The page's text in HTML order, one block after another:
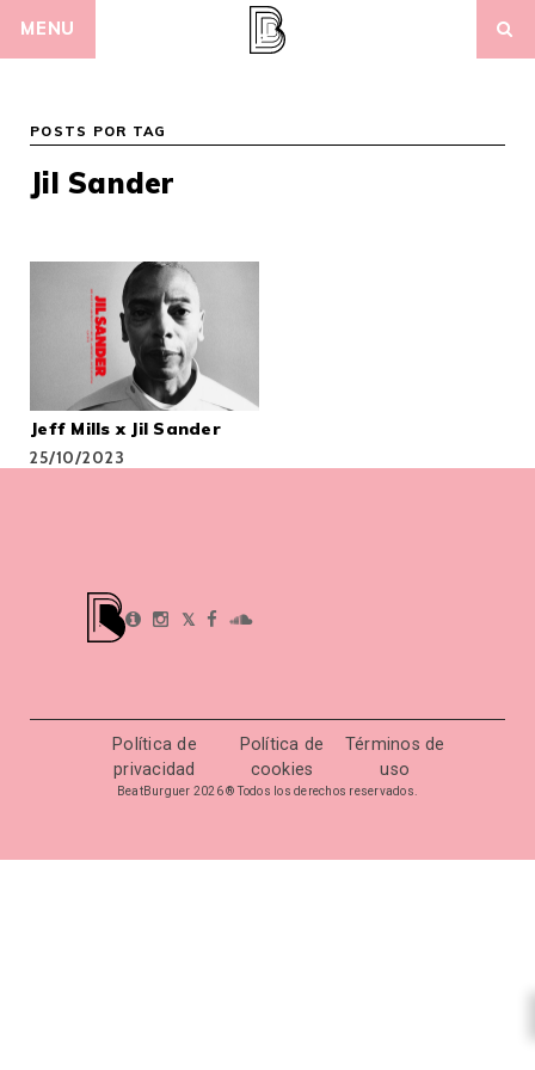
MENU
POSTS POR TAG
Jil Sander
Jeff Mills x Jil Sander
25/10/2023
𝕏
Política de
privacidad
Política de
cookies
Términos de
uso
BeatBurguer 2026 ® Todos los derechos reservados.